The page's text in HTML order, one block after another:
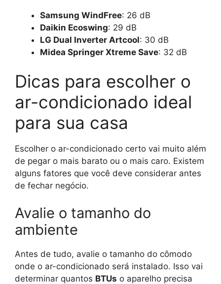
Samsung WindFree: 26 dB
Daikin Ecoswing: 29 dB
LG Dual Inverter Artcool: 30 dB
Midea Springer Xtreme Save: 32 dB
Dicas para escolher o
ar-condicionado ideal
para sua casa
Escolher o ar-condicionado certo vai muito além
de pegar o mais barato ou o mais caro. Existem
alguns fatores que você deve considerar antes
de fechar negócio.
Avalie o tamanho do
ambiente
Antes de tudo, avalie o tamanho do cômodo
onde o ar-condicionado será instalado. Isso vai
determinar quantos BTUs o aparelho precisa